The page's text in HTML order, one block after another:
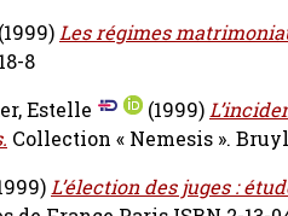
(1999)Les régimes
8
Estelle
(1999)
Collection « Nemesis ».
L’élection des juges :